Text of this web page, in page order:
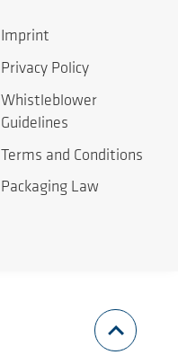
Imprint
Privacy Policy
Whistleblower
Guidelines
Terms and Conditions
Packaging Law